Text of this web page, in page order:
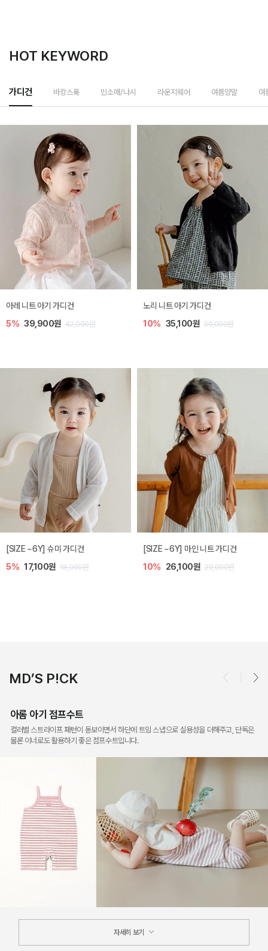
HOT KEYWORD
가디건 바캉스룩 민소매/나시 라운지웨어 여름양말 여
아레 니트 아기 가디건
5% 39,900원 42,000원
노리 니트 아기 가디건
10% 35,100원 39,000원
[SIZE ~6Y] 슈미 가디건
5% 17,100원 18,000원
[SIZE ~6Y] 마인 니트 가디건
10% 26,100원 29,000원
MD’S P!CK
아롬 아기 점프수트
컬러별 스트라이프 패턴이 돋보이면서 하단에 트임 스냅으로 실용성을 더해주고, 단독은
물론 이너로도 활용하기 좋은 점프수트입니다.
자세히 보기